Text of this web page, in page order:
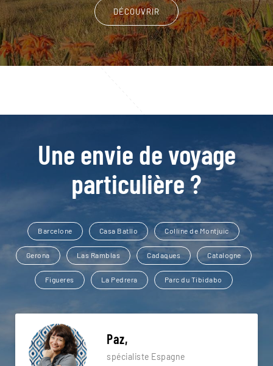
DÉCOUVRIR
Une envie de voyage
particulière ?
Barcelone Casa Batllo Colline de Montjuic
Gerona Las Ramblas Cadaques Catalogne
Figueres La Pedrera Parc du Tibidabo
Paz,
spécialiste Espagne